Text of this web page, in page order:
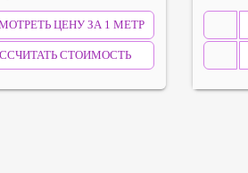
ЦЕНУ ЗА 1 МЕТР
СТОИМОСТЬ